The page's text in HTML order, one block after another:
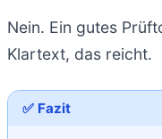
Nein. Ein gutes
Klartext, das reicht.
✅ Fazit